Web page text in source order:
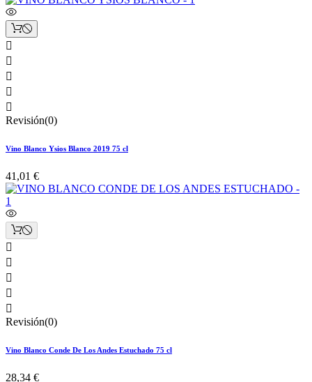





Revisión(0)
Vino Blanco Ysios Blanco 2019 75 cl
41,01 €





Revisión(0)
Vino Blanco Conde De Los Andes Estuchado 75 cl
28,34 €